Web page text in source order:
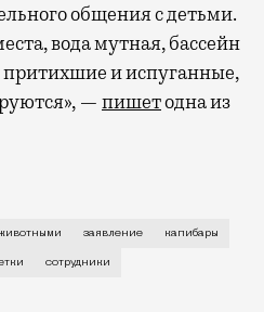
общения с детьми.
вода мутная, бассейн
и испуганные,
— пишетодна из
контактного кафе с
заявление капибары
сотрудники